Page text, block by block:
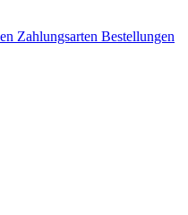
Zahlungsarten Bestellungen